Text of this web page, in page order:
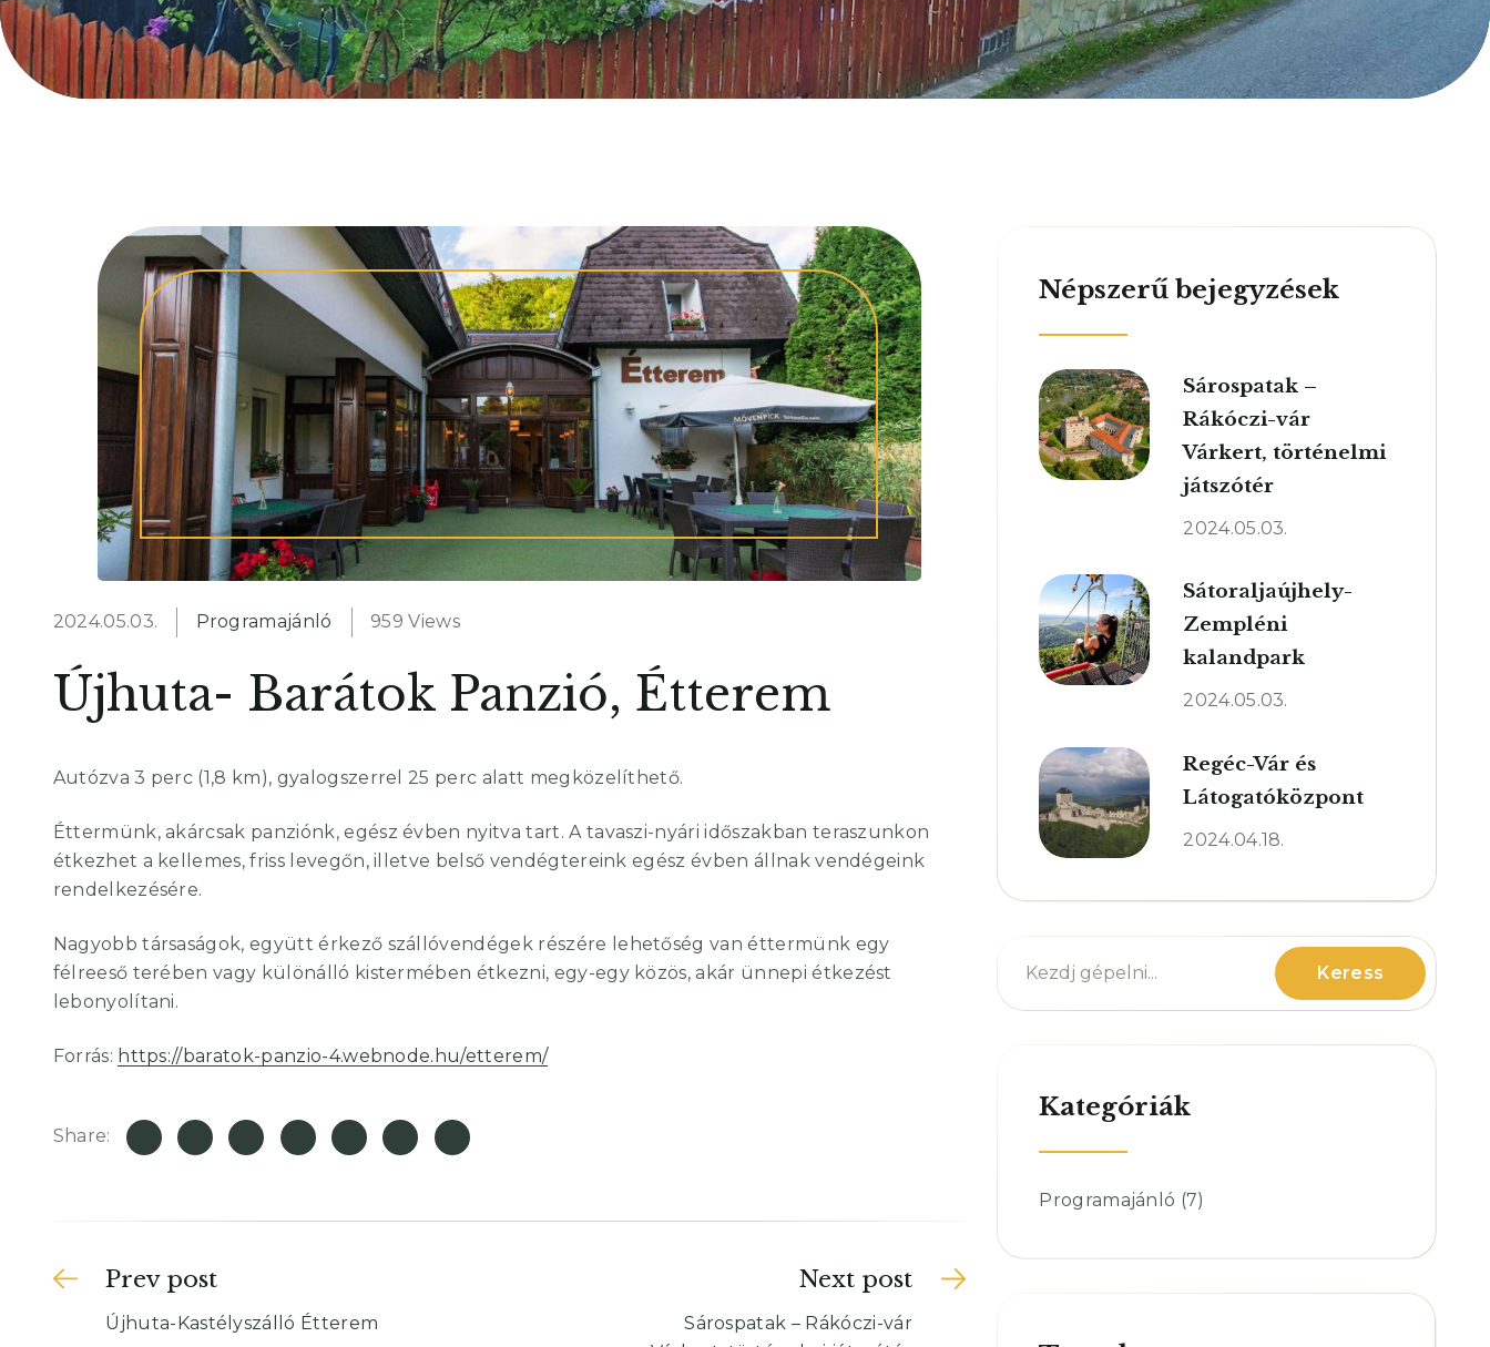
2024.05.03. Programajánló 959 Views
Újhuta- Barátok Panzió, Étterem
Autózva 3 perc (1,8 km), gyalogszerrel 25 perc alatt megközelíthető.
Éttermünk, akárcsak panziónk, egész évben nyitva tart. A tavaszi-nyári időszakban teraszunkon
étkezhet a kellemes, friss levegőn, illetve belső vendégtereink egész évben állnak vendégeink
rendelkezésére.
Nagyobb társaságok, együtt érkező szállóvendégek részére lehetőség van éttermünk egy
félreeső terében vagy különálló kistermében étkezni, egy-egy közös, akár ünnepi étkezést
lebonyolítani.
Forrás: https://baratok-panzio-4.webnode.hu/etterem/
Share:
Prev post
Újhuta-Kastélyszálló Étterem
Next post
Sárospatak – Rákóczi-vár
Népszerű bejegyzések
Sárospatak –
Rákóczi-vár
Várkert, történelmi
játszótér
2024.05.03.
Sátoraljaújhely-
Zempléni
kalandpark
2024.05.03.
Regéc-Vár és
Látogatóközpont
2024.04.18.
Keress
Kategóriák
Programajánló (7)